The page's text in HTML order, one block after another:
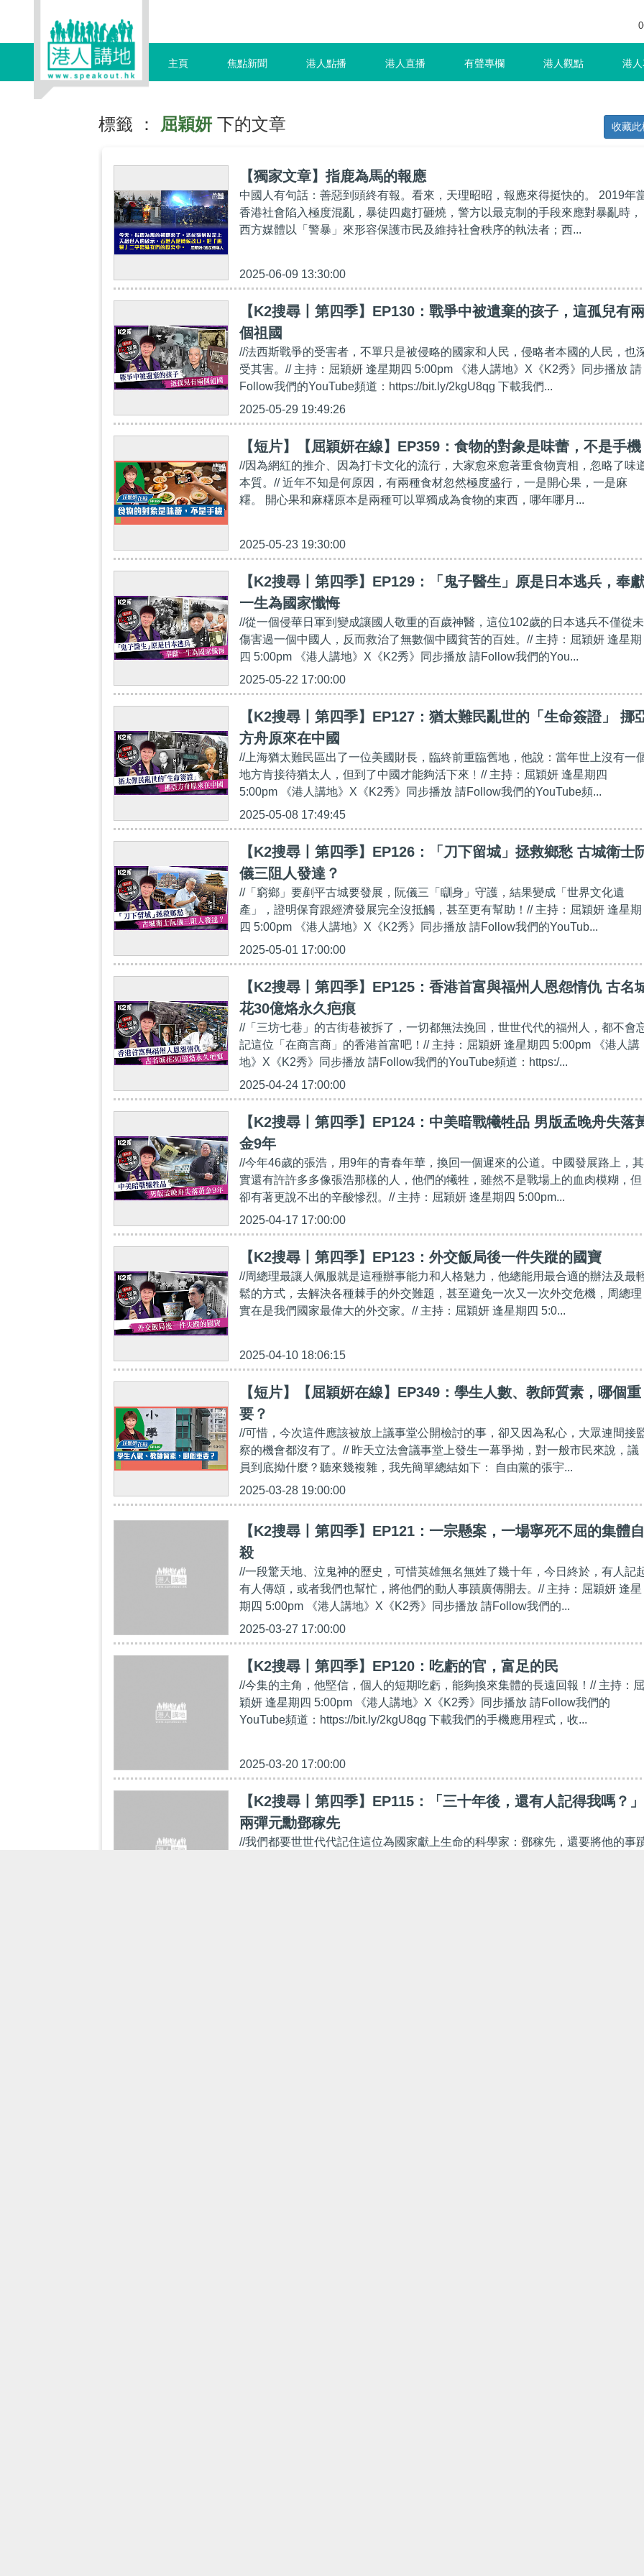
主頁 焦點新聞 港人點播 港人直播 有聲專欄 港人觀點 港
標籤 ： 屈穎妍下的文章 收藏此
【獨家文章】指鹿為馬的報應
中國人有句話：善惡到頭終有報。看來，天理昭昭，報應來得挺快的。 2019年
香港社會陷入極度混亂，暴徒四處打砸燒，警方以最克制的手段來應對暴亂時，
西方媒體以「警暴」來形容保護市民及維持社會秩序的執法者；西...
2025-06-09 13:30:00
【K2搜尋丨第四季】EP130：戰爭中被遺棄的孩子，這孤兒有兩
個祖國
//法西斯戰爭的受害者，不單只是被侵略的國家和人民，侵略者本國的人民，也
受其害。// 主持：屈穎妍 逢星期四 5:00pm 《港人講地》X《K2秀》同步播放 請
Follow我們的YouTube頻道：https://bit.ly/2kgU8qg 下載我們...
2025-05-29 19:49:26
【短片】【屈穎妍在線】EP359：食物的對象是味蕾，不是手機
//因為網紅的推介、因為打卡文化的流行，大家愈來愈著重食物賣相，忽略了味
本質。// 近年不知是何原因，有兩種食材忽然極度盛行，一是開心果，一是麻
糬。 開心果和麻糬原本是兩種可以單獨成為食物的東西，哪年哪月...
2025-05-23 19:30:00
【K2搜尋丨第四季】EP129：「鬼子醫生」原是日本逃兵，奉獻
一生為國家懺悔
//從一個侵華日軍到變成讓國人敬重的百歲神醫，這位102歲的日本逃兵不僅從未
傷害過一個中國人，反而救治了無數個中國貧苦的百姓。// 主持：屈穎妍 逢星期
四 5:00pm 《港人講地》X《K2秀》同步播放 請Follow我們的You...
2025-05-22 17:00:00
【K2搜尋丨第四季】EP127：猶太難民亂世的「生命簽證」 挪
方舟原來在中國
//上海猶太難民區出了一位美國財長，臨終前重臨舊地，他說：當年世上沒有一
地方肯接待猶太人，但到了中國才能夠活下來﹗// 主持：屈穎妍 逢星期四
5:00pm 《港人講地》X《K2秀》同步播放 請Follow我們的YouTube頻...
2025-05-08 17:49:45
【K2搜尋丨第四季】EP126：「刀下留城」拯救鄉愁 古城衛士
儀三阻人發達？
//「窮鄉」要剷平古城要發展，阮儀三「瞓身」守護，結果變成「世界文化遺
產」，證明保育跟經濟發展完全沒抵觸，甚至更有幫助！// 主持：屈穎妍 逢星期
四 5:00pm 《港人講地》X《K2秀》同步播放 請Follow我們的YouTub...
2025-05-01 17:00:00
【K2搜尋丨第四季】EP125：香港首富與福州人恩怨情仇 古名
花30億烙永久疤痕
//「三坊七巷」的古街巷被拆了，一切都無法挽回，世世代代的福州人，都不會
記這位「在商言商」的香港首富吧！// 主持：屈穎妍 逢星期四 5:00pm 《港人講
地》X《K2秀》同步播放 請Follow我們的YouTube頻道：https:/...
2025-04-24 17:00:00
【K2搜尋丨第四季】EP124：中美暗戰犧牲品 男版孟晚舟失落
金9年
//今年46歲的張浩，用9年的青春年華，換回一個遲來的公道。中國發展路上，其
實還有許許多多像張浩那樣的人，他們的犧牲，雖然不是戰場上的血肉模糊，但
卻有著更說不出的辛酸慘烈。// 主持：屈穎妍 逢星期四 5:00pm...
2025-04-17 17:00:00
【K2搜尋丨第四季】EP123：外交飯局後一件失蹤的國寶
//周總理最讓人佩服就是這種辦事能力和人格魅力，他總能用最合適的辦法及最
鬆的方式，去解決各種棘手的外交難題，甚至避免一次又一次外交危機，周總理
實在是我們國家最偉大的外交家。// 主持：屈穎妍 逢星期四 5:0...
2025-04-10 18:06:15
【短片】【屈穎妍在線】EP349：學生人數、教師質素，哪個重
要？
//可惜，今次這件應該被放上議事堂公開檢討的事，卻又因為私心，大眾連間接
察的機會都沒有了。// 昨天立法會議事堂上發生一幕爭拗，對一般市民來說，議
員到底拗什麼？聽來幾複雜，我先簡單總結如下： 自由黨的張宇...
2025-03-28 19:00:00
【K2搜尋丨第四季】EP121：一宗懸案，一場寧死不屈的集體自
殺
//一段驚天地、泣鬼神的歷史，可惜英雄無名無姓了幾十年，今日終於，有人記
有人傳頌，或者我們也幫忙，將他們的動人事蹟廣傳開去。// 主持：屈穎妍 逢星
期四 5:00pm 《港人講地》X《K2秀》同步播放 請Follow我們的...
2025-03-27 17:00:00
【K2搜尋丨第四季】EP120：吃虧的官，富足的民
//今集的主角，他堅信，個人的短期吃虧，能夠換來集體的長遠回報！// 主持：屈
穎妍 逢星期四 5:00pm 《港人講地》X《K2秀》同步播放 請Follow我們的
YouTube頻道：https://bit.ly/2kgU8qg 下載我們的手機應用程式，收...
2025-03-20 17:00:00
【K2搜尋丨第四季】EP115：「三十年後，還有人記得我嗎？」
兩彈元勳鄧稼先
//我們都要世世代代記住這位為國家獻上生命的科學家：鄧稼先，還要將他的事